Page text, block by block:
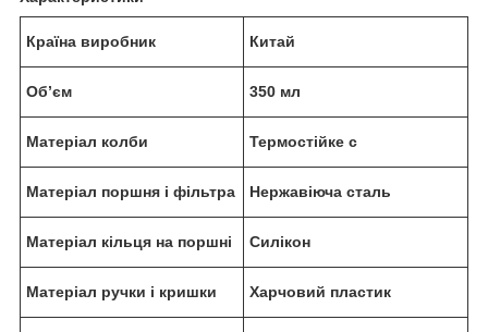
Країна виробник Китай
Об’єм 350 мл
Матеріал колби Термостійке с
Матеріал поршня і фільтра Нержавіюча сталь
Матеріал кільця на поршні Силікон
Матеріал ручки і кришки Харчовий пластик